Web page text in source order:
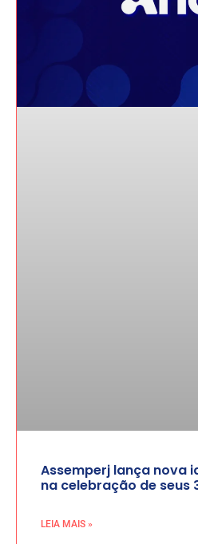
Assemperj lança nova
na celebração de seus
LEIA MAIS »